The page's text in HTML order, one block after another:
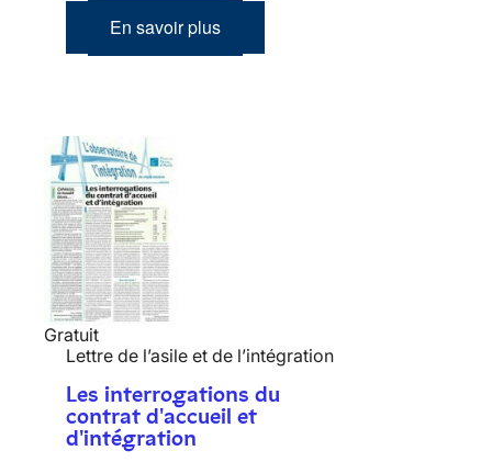
En savoir plus
Gratuit
Lettre de l’asile et de l’intégration
Les interrogations du
contrat d'accueil et
d'intégration